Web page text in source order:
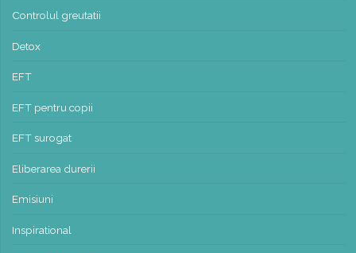
Controlul greutatii
Detox
EFT
EFT pentru copii
EFT surogat
Eliberarea durerii
Emisiuni
Inspirational